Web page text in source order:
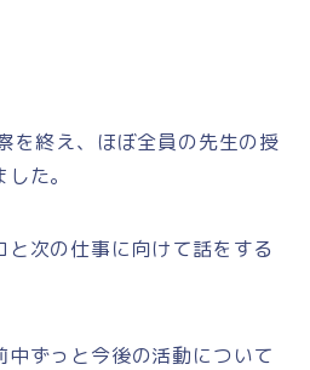
を終え、ほぼ全員の先生の授
た。
次の仕事に向けて話をする
中ずっと今後の活動について